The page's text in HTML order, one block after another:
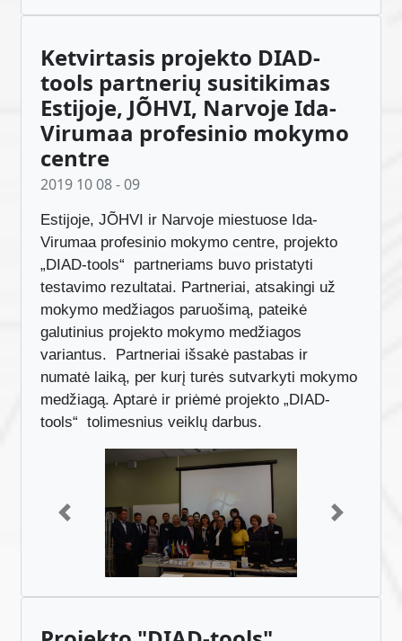
Ketvirtasis projekto DIAD-
tools partnerių susitikimas
Estijoje, JÕHVI, Narvoje Ida-
Virumaa profesinio mokymo
centre
2019 10 08 - 09
Estijoje, JÕHVI ir Narvoje miestuose Ida-
Virumaa profesinio mokymo centre, projekto
„DIAD-tools“ partneriams buvo pristatyti
testavimo rezultatai. Partneriai, atsakingi už
mokymo medžiagos paruošimą, pateikė
galutinius projekto mokymo medžiagos
variantus. Partneriai išsakė pastabas ir
numatė laiką, per kurį turės sutvarkyti mokymo
medžiagą. Aptarė ir priėmė projekto „DIAD-
tools“ tolimesnius veiklų darbus.
Previous